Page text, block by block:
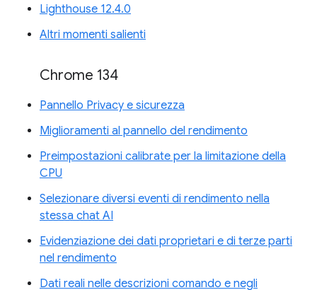
Lighthouse 12.4.0
Altri momenti salienti
Chrome 134
Pannello Privacy e sicurezza
Miglioramenti al pannello del rendimento
Preimpostazioni calibrate per la limitazione della
CPU
Selezionare diversi eventi di rendimento nella
stessa chat AI
Evidenziazione dei dati proprietari e di terze parti
nel rendimento
Dati reali nelle descrizioni comando e negli